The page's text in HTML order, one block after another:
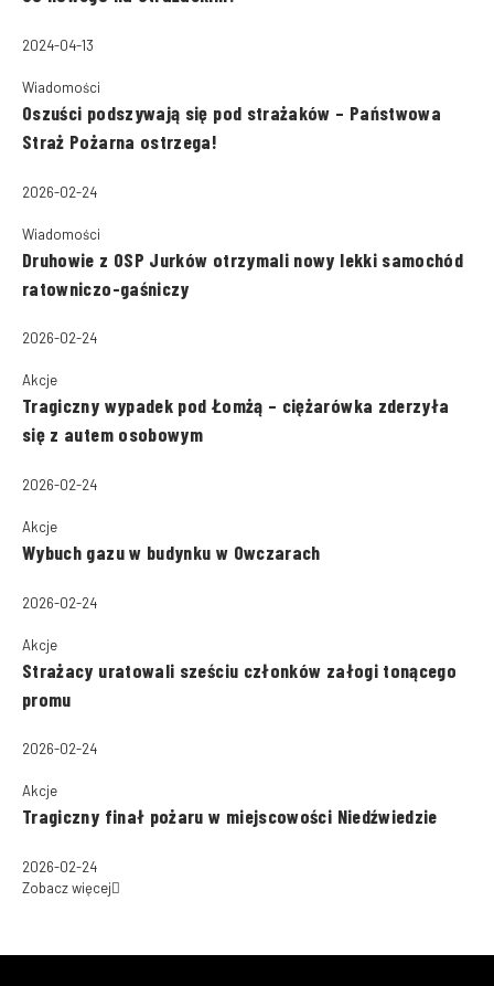
2024-04-13
Wiadomości
Oszuści podszywają się pod strażaków – Państwowa
Straż Pożarna ostrzega!
2026-02-24
Wiadomości
Druhowie z OSP Jurków otrzymali nowy lekki samochód
ratowniczo-gaśniczy
2026-02-24
Akcje
Tragiczny wypadek pod Łomżą – ciężarówka zderzyła
się z autem osobowym
2026-02-24
Akcje
Wybuch gazu w budynku w Owczarach
2026-02-24
Akcje
Strażacy uratowali sześciu członków załogi tonącego
promu
2026-02-24
Akcje
Tragiczny finał pożaru w miejscowości Niedźwiedzie
2026-02-24
Zobacz więcej